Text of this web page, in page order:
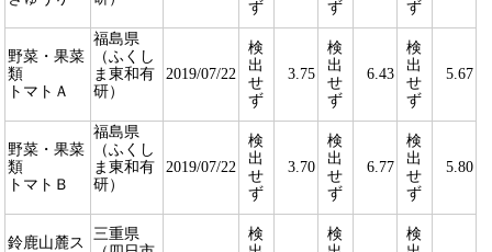
ず
ず
ず
野菜・果菜
類
トマトＡ
福島県
（ふくし
ま東和有
研）
2019/07/22
検
出
せ
ず
3.75
検
出
せ
ず
6.43
検
出
せ
ず
5.67
野菜・果菜
類
トマトＢ
福島県
（ふくし
ま東和有
研）
2019/07/22
検
出
せ
ず
3.70
検
出
せ
ず
6.77
検
出
せ
ず
5.80
鈴鹿山麓ス
三重県
検
検
検